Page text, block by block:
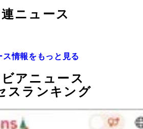
ニュース
ス情報をもっと見る
アニュース
スランキング